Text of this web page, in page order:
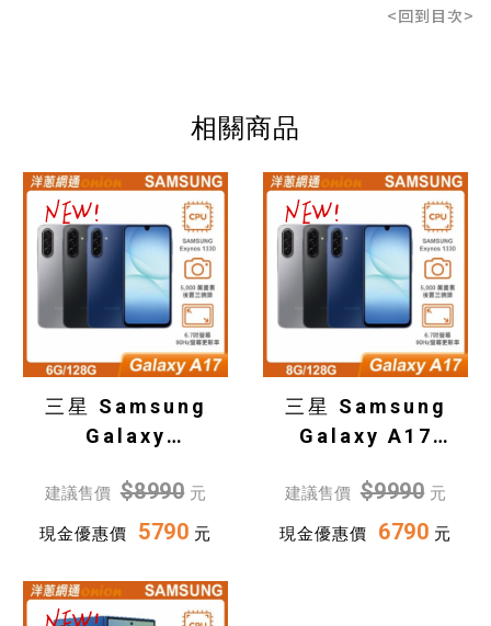
<回到目次>
相關商品
三星 Samsung
Galaxy
建議售價 $8990 元
現金優惠價 5790 元
三星 Samsung
Galaxy A17
建議售價 $9990 元
現金優惠價 6790 元